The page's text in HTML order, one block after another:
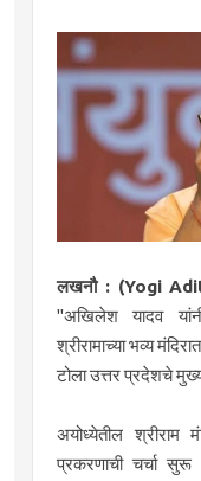
लखनौ : (Yogi
"अखिलेश यादव यांनी
श्रीरामाच्या भव्य
टोला उत्तर प्रदेशचे
अयोध्येतील श्रीराम
प्रकरणाची चर्चा सुरू